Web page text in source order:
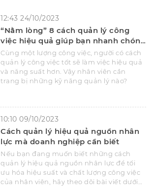
12:43 24/10/2023
“Nằm lòng” 8 cách quản lý công
việc hiệu quả giúp bạn nhanh chóng
thăng tiến
Cùng một lượng công việc, người có cách
quản lý công việc tốt sẽ làm việc hiệu quả
và năng suất hơn. Vậy nhân viên cần
trang bị những kỹ năng quản lý nào?
10:10 09/10/2023
Cách quản lý hiệu quả nguồn nhân
lực mà doanh nghiệp cần biết
Nếu bạn đang muốn biết những cách
quản lý hiệu quả nguồn nhân lực để tối
ưu hóa hiệu suất và chất lượng công việc
của nhân viên, hãy theo dõi bài viết dưới